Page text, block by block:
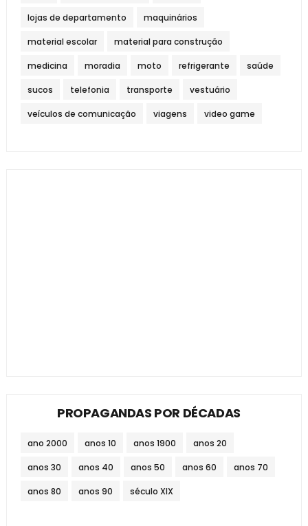
lojas de departamento maquinários
material escolar material para construção
medicina moradia moto refrigerante saúde
sucos telefonia transporte vestuário
veículos de comunicação viagens video game
PROPAGANDAS POR DÉCADAS
ano 2000 anos 10 anos 1900 anos 20
anos 30 anos 40 anos 50 anos 60 anos 70
anos 80 anos 90 século XIX